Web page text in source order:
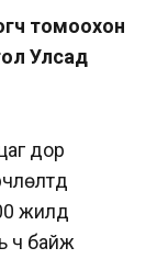
томоохон
Улсад
дор
жилд
ч байж